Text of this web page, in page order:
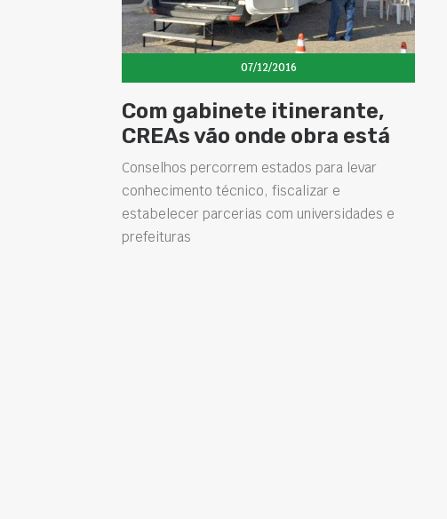
07/12/2016
Com gabinete itinerante,
CREAs vão onde obra está
Conselhos percorrem estados para levar
conhecimento técnico, fiscalizar e
estabelecer parcerias com universidades e
prefeituras